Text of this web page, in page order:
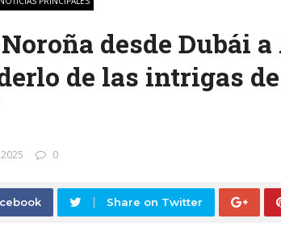
desde Dubái
de las intrigas
0
Share on Twitter